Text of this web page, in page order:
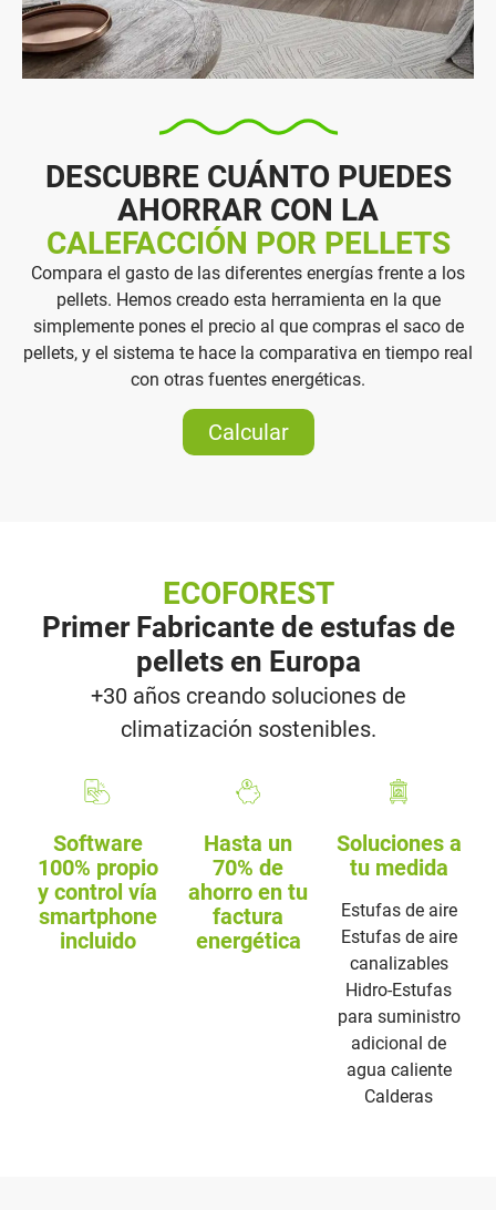
DESCUBRE CUÁNTO PUEDES
AHORRAR CON LA
CALEFACCIÓN POR PELLETS
Compara el gasto de las diferentes energías frente a los
pellets. Hemos creado esta herramienta en la que
simplemente pones el precio al que compras el saco de
pellets, y el sistema te hace la comparativa en tiempo real
con otras fuentes energéticas.
Calcular
ECOFOREST
Primer Fabricante de estufas de
pellets en Europa
+30 años creando soluciones de
climatización sostenibles.
Software
100% propio
y control vía
smartphone
incluido
Hasta un
70% de
ahorro en tu
factura
energética
Soluciones a
tu medida
Estufas de aire
Estufas de aire
canalizables
Hidro-Estufas
para suministro
adicional de
agua caliente
Calderas